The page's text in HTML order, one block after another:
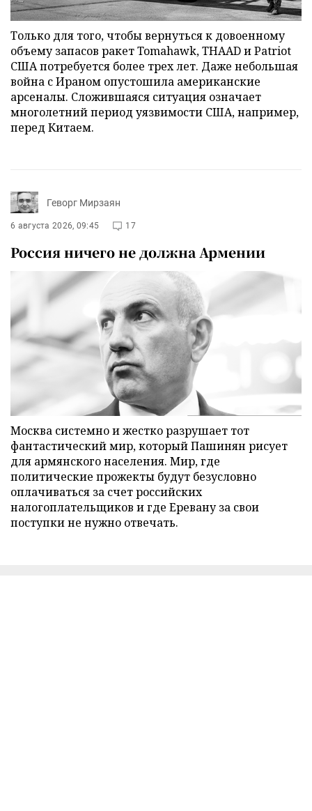
Только для того, чтобы вернуться к довоенному
объему запасов ракет Tomahawk, THAAD и Patriot
США потребуется более трех лет. Даже небольшая
война с Ираном опустошила американские
арсеналы. Сложившаяся ситуация означает
многолетний период уязвимости США, например,
перед Китаем.
Геворг Мирзаян
6 августа 2026, 09:45 17
Россия ничего не должна Армении
Москва системно и жестко разрушает тот
фантастический мир, который Пашинян рисует
для армянского населения. Мир, где
политические прожекты будут безусловно
оплачиваться за счет российских
налогоплательщиков и где Еревану за свои
поступки не нужно отвечать.